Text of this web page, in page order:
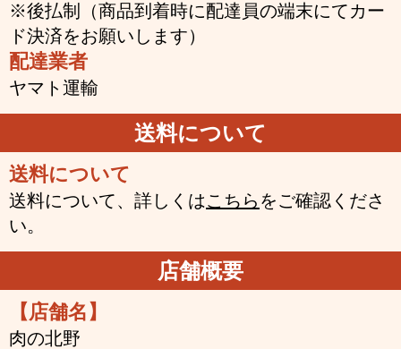
※後払制（商品到着時に配達員の端末にてカー
ド決済をお願いします）
配達業者
ヤマト運輸
送料について
送料について
送料について、詳しくはこちら をご確認くださ
い。
店舗概要
【店舗名】
肉の北野